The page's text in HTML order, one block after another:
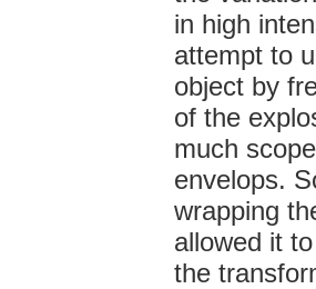
in high
attempt to
object by
of the
much
envelops.
wrapping
allowed it
the